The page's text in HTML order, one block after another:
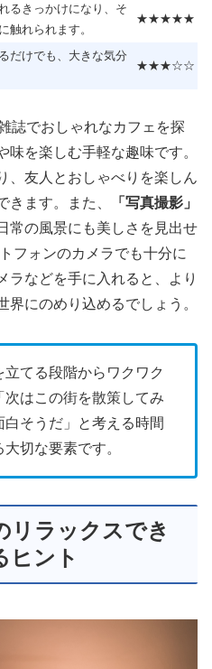
るきっかけになり、そ
触れられます。
★★★★★
だけでも、大きな気分
★★★☆☆
誌でおしゃれなカフェを探
味を楽しむ手軽な趣味です。
、友人とおしゃべりを楽しん
きます。また、
「写真撮影」
常の風景にも美しさを見出せ
フォンのカメラでも十分に
ラなどを手に入れると、より
にのめり込めるでしょう。
てる段階からワクワク
はこの街を散策してみ
そうだ」と考える時間
切な要素です。
リラックスでき
ヒント